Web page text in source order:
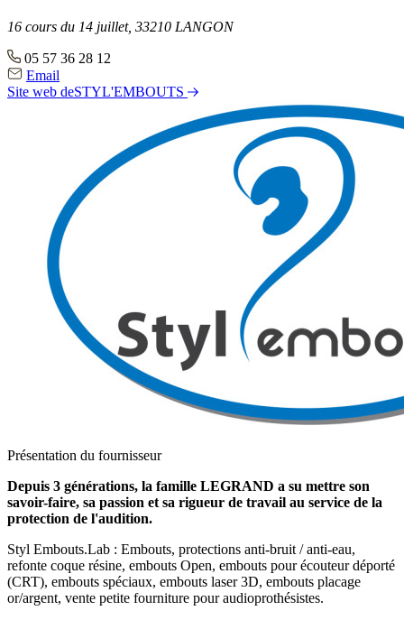
16 cours du 14 juillet, 33210 LANGON
05 57 36 28 12
Email
Site web deSTYL'EMBOUTS
Présentation du fournisseur
Depuis 3 générations, la famille LEGRAND a su mettre son
savoir-faire, sa passion et sa rigueur de travail au service de la
protection de l'audition.
Styl Embouts.Lab : Embouts, protections anti-bruit / anti-eau,
refonte coque résine, embouts Open, embouts pour écouteur déporté
(CRT), embouts spéciaux, embouts laser 3D, embouts placage
or/argent, vente petite fourniture pour audioprothésistes.